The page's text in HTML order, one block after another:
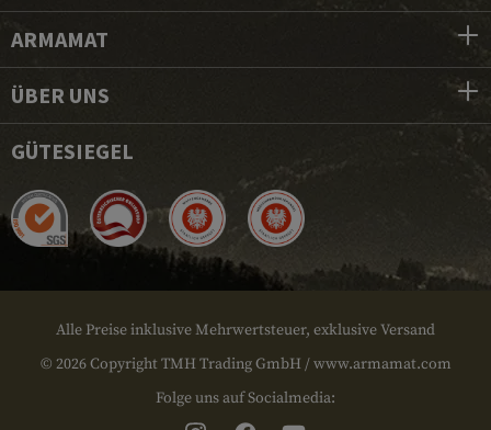
ARMAMAT
ÜBER UNS
GÜTESIEGEL
Alle Preise inklusive Mehrwertsteuer, exklusive Versand
© 2026 Copyright TMH Trading GmbH / www.armamat.com
Folge uns auf Socialmedia: